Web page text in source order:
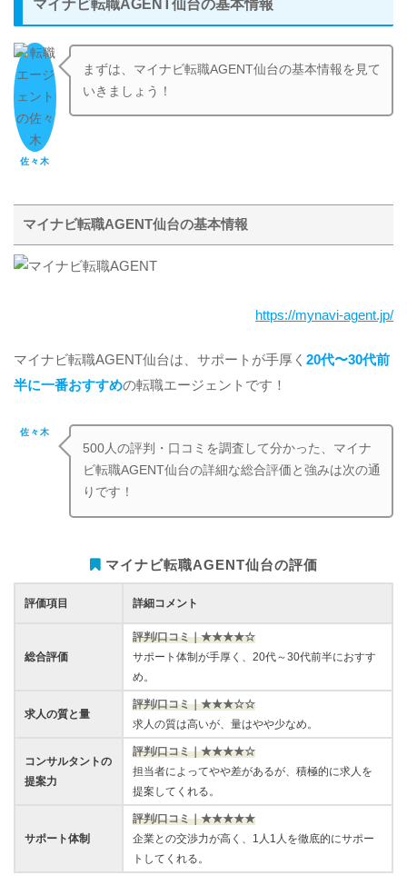
マイナビ転職AGENT仙台の基本情報
佐々木
まずは、マイナビ転職AGENT仙台の基本情報を見て
いきましょう！
マイナビ転職AGENT仙台の基本情報
https://mynavi-agent.jp/
マイナビ転職AGENT仙台は、サポートが手厚く 20代〜30代前
半に一番おすすめの転職エージェントです！
佐々木
500人の評判・口コミを調査して分かった、マイナ
ビ転職AGENT仙台の詳細な総合評価と強みは次の通
りです！
マイナビ転職AGENT仙台の評価
評価項目 詳細コメント
総合評価
評判/口コミ｜★★★★☆
サポート体制が手厚く、20代～30代前半におすす
め。
求人の質と量
評判/口コミ｜★★★☆☆
求人の質は高いが、量はやや少なめ。
コンサルタントの
提案力
評判/口コミ｜★★★★☆
担当者によってやや差があるが、積極的に求人を
提案してくれる。
サポート体制
評判/口コミ｜★★★★★
企業との交渉力が高く、1人1人を徹底的にサポー
トしてくれる。